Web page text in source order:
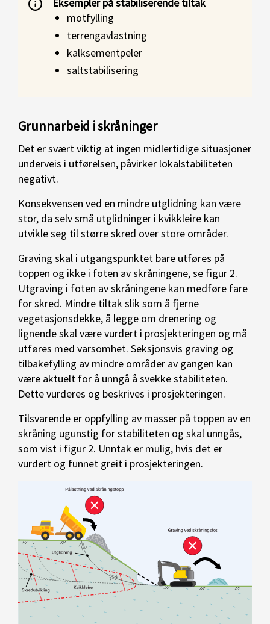
motfylling
terrengavlastning
kalksementpeler
saltstabilisering
Grunnarbeid i skråninger
Det er svært viktig at ingen midlertidige situasjoner
underveis i utførelsen, påvirker lokalstabiliteten
negativt.
Konsekvensen ved en mindre utglidning kan være
stor, da selv små utglidninger i kvikkleire kan
utvikle seg til større skred over store områder.
Graving skal i utgangspunktet bare utføres på
toppen og ikke i foten av skråningene, se figur 2.
Utgraving i foten av skråningene kan medføre fare
for skred. Mindre tiltak slik som å fjerne
vegetasjonsdekke, å legge om drenering og
lignende skal være vurdert i prosjekteringen og må
utføres med varsomhet. Seksjonsvis graving og
tilbakefylling av mindre områder av gangen kan
være aktuelt for å unngå å svekke stabiliteten.
Dette vurderes og beskrives i prosjekteringen.
Tilsvarende er oppfylling av masser på toppen av en
skråning ugunstig for stabiliteten og skal unngås,
som vist i figur 2. Unntak er mulig, hvis det er
vurdert og funnet greit i prosjekteringen.